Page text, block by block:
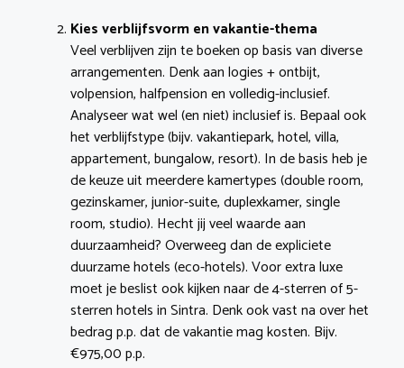
Kies verblijfsvorm en vakantie-thema
Veel verblijven zijn te boeken op basis van diverse
arrangementen. Denk aan logies + ontbijt,
volpension, halfpension en volledig-inclusief.
Analyseer wat wel (en niet) inclusief is. Bepaal ook
het verblijfstype (bijv. vakantiepark, hotel, villa,
appartement, bungalow, resort). In de basis heb je
de keuze uit meerdere kamertypes (double room,
gezinskamer, junior-suite, duplexkamer, single
room, studio). Hecht jij veel waarde aan
duurzaamheid? Overweeg dan de expliciete
duurzame hotels (eco-hotels). Voor extra luxe
moet je beslist ook kijken naar de 4-sterren of 5-
sterren hotels in Sintra. Denk ook vast na over het
bedrag p.p. dat de vakantie mag kosten. Bijv.
€975,00 p.p.